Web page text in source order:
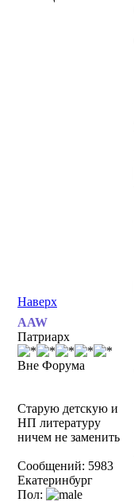
Наверх
AAW
Патриарх
Вне Форума
Старую детскую и
НП литературу
ничем не заменить
Сообщений: 5983
Екатеринбург
Пол: